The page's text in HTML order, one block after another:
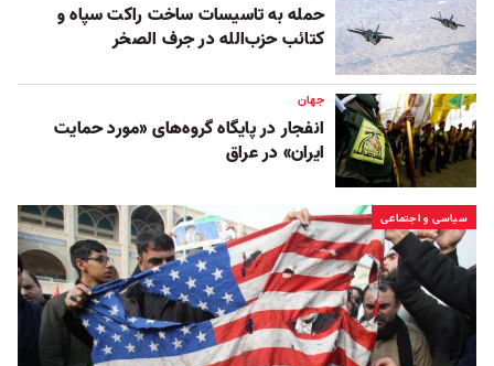
حمله به تاسیسات ساخت راکت سپاه و
کتائب حزب‌الله در جرف الصخر
جهان
انفجار در پایگاه‌ گروه‌های «مورد حمایت
ایران» در عراق
سیاسی و اجتماعی